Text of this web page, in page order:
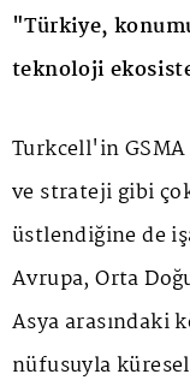
"Türkiye,
teknoloji
Turkcell'in
ve strateji gibi
üstlendiğine de
Avrupa, Orta
Asya arasındaki
nüfusuyla